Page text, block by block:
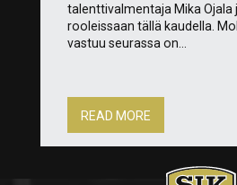
talenttivalmentaja Mika Ojala
rooleissaan tällä kaudella.
vastuu seurassa on...
READ MORE